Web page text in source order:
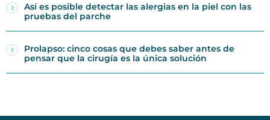
Así es posible detectar las alergias en la piel con las
pruebas del parche
Prolapso: cinco cosas que debes saber antes de
pensar que la cirugía es la única solución